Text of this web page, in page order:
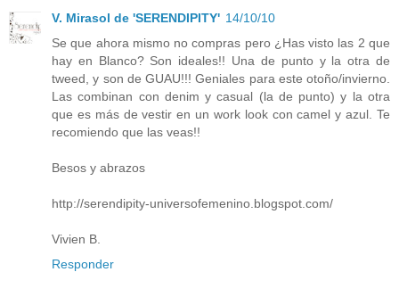
V. Mirasol de 'SERENDIPITY' 14/10/10
Se que ahora mismo no compras pero ¿Has visto las 2 que
hay en Blanco? Son ideales!! Una de punto y la otra de
tweed, y son de GUAU!!! Geniales para este otoño/invierno.
Las combinan con denim y casual (la de punto) y la otra
que es más de vestir en un work look con camel y azul. Te
recomiendo que las veas!!
Besos y abrazos
http://serendipity-universofemenino.blogspot.com/
Vivien B.
Responder